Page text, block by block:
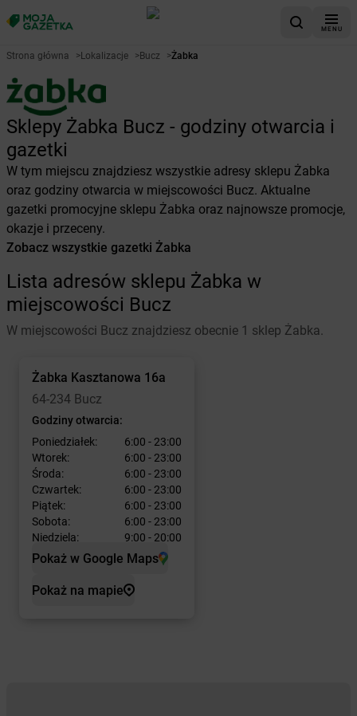
MENU
Strona główna >Lokalizacje >Bucz >Żabka
Sklepy Żabka Bucz - godziny otwarcia i
gazetki
W tym miejscu znajdziesz wszystkie adresy sklepu Żabka
oraz godziny otwarcia w miejscowości Bucz. Aktualne
gazetki promocyjne sklepu Żabka oraz najnowsze promocje,
okazje i przeceny.
Zobacz wszystkie gazetki Żabka
Lista adresów sklepu Żabka w
miejscowości Bucz
W miejscowości Bucz znajdziesz obecnie 1 sklep Żabka.
Żabka Kasztanowa 16a
64-234 Bucz
Godziny otwarcia:
Poniedziałek:
6:00 - 23:00
Wtorek:
6:00 - 23:00
Środa:
6:00 - 23:00
Czwartek:
6:00 - 23:00
Piątek:
6:00 - 23:00
Sobota:
6:00 - 23:00
Niedziela:
9:00 - 20:00
Pokaż w Google Maps
Pokaż na mapie